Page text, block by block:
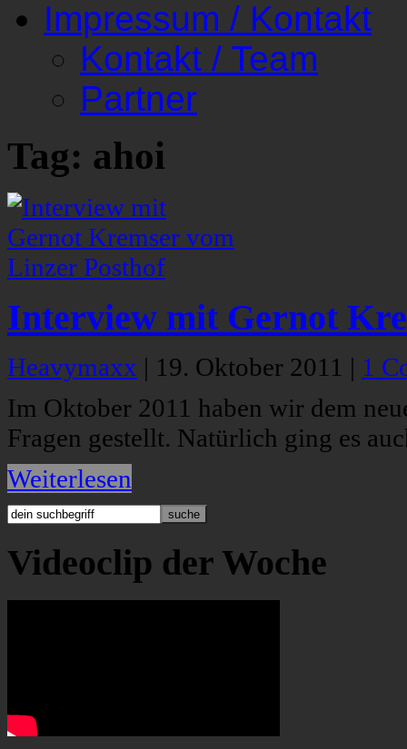
Impressum / Kontakt
Kontakt / Team
Partner
Tag: ahoi
Interview mit Gernot
Heavymaxx | 19. Oktober 2011 | 1
Im Oktober 2011 haben wir dem
Fragen gestellt. Natürlich ging es
Weiterlesen
Videoclip der Woche